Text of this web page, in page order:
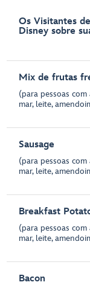
Os Visitantes
Disney sobre
Mix de frutas
(para pessoas
mar, leite,
Sausage
(para pessoas
mar, leite,
Breakfast
(para pessoas
mar, leite,
Bacon